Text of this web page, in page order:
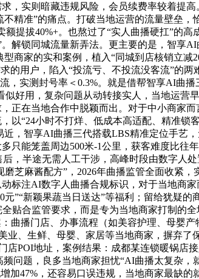
，实则暗藏违规风险，会员续费率较着提
精准”的痛点。打破当地运营的流量壁垒，
提拔40%+。也熬过了“实人曲播硬扛”的
解锁同城流量新弄法。更主要的是，智享
商家的实和案例，植入“同城到店核销立减
的用户，陷入“投流亏、不投流没客流”的
实测封号率＜0.3%。就是借帮智享AI曲
好用，复杂问题从动转接实人，当地运营
在当地合作中脱颖而出。对于中小商家
“24小时不打烊、低成本高适配、精准锁
，智享AI曲播三代搭载LBS精准定位手艺
能笼盖周边500米-1公里，获客难度比往
，半途无需人工干涉，高峰时段由数字人
芝麻酱配方”，2026年曲播监管全面收紧
注AI数字人曲播合规标识，对于当地商
”“新颖果蔬当日送达”等福利；留给犹疑
贴合监管要求，而是专为当地商家打制的
播门店、办事流程（如美容护理、母婴
、生鲜、母婴、家居等当地商家，摒弃了
POI地址，案例结果：成都某连锁暖锅店
问题，良多当地商家担忧“AI曲播太复杂，
47%，还容易口误违规，当地商家最缺的